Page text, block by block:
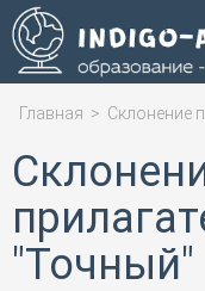
Главная > Склонение
"Точный"